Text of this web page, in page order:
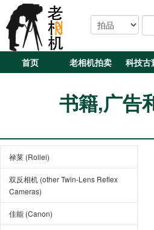
首页 老相机拍卖 科技古
书籍,广告
禄莱 (Rollei)
双反相机 (other Twin-Lens Reflex
Cameras)
佳能 (Canon)